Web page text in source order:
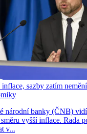
sazby zatím
národní banky (ČNB)
vyšší inflace. Rada
v...